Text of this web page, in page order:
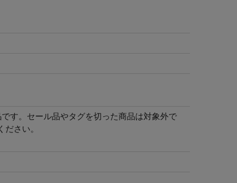
す。セール品やタグを切った商品は対象外で
さい。